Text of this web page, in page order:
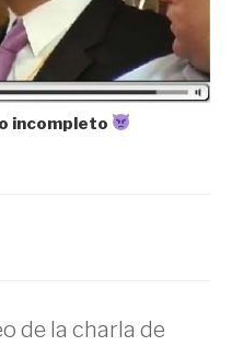
incompleto
de la charla de